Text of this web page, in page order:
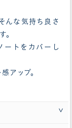
んな気持ち良さ
。
ートをカバーし
アップ。